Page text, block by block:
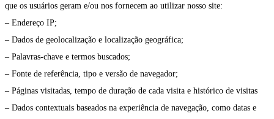
que os usuários geram e/ou nos fornecem ao utilizar nosso site:
– Endereço IP;
– Dados de geolocalização e localização geográfica;
– Palavras-chave e termos buscados;
– Fonte de referência, tipo e versão de navegador;
– Páginas visitadas, tempo de duração de cada visita e histórico de visitas
– Dados contextuais baseados na experiência de navegação, como datas e